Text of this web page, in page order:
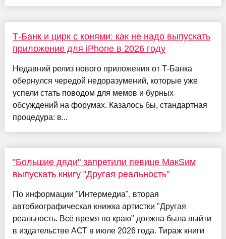
Т-Банк и цирк с конями: как не надо выпускать
приложение для iPhone в 2026 году
Недавний релиз нового приложения от Т‑Банка
обернулся чередой недоразумений, которые уже
успели стать поводом для мемов и бурных
обсуждений на форумах. Казалось бы, стандартная
процедура: в...
"Большие дяди" запретили певице МакSим
выпускать книгу "Другая реальность"
По информации "Интермедиа", вторая
автобиографическая книжка артистки "Другая
реальность. Всё время по краю" должна была выйти
в издательстве АСТ в июле 2026 года. Тираж книги